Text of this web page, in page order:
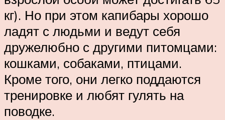
кг). Но при этом капибары хорошо
ладят с людьми и ведут себя
дружелюбно с другими питомцами:
кошками, собаками, птицами.
Кроме того, они легко поддаются
тренировке и любят гулять на
поводке.